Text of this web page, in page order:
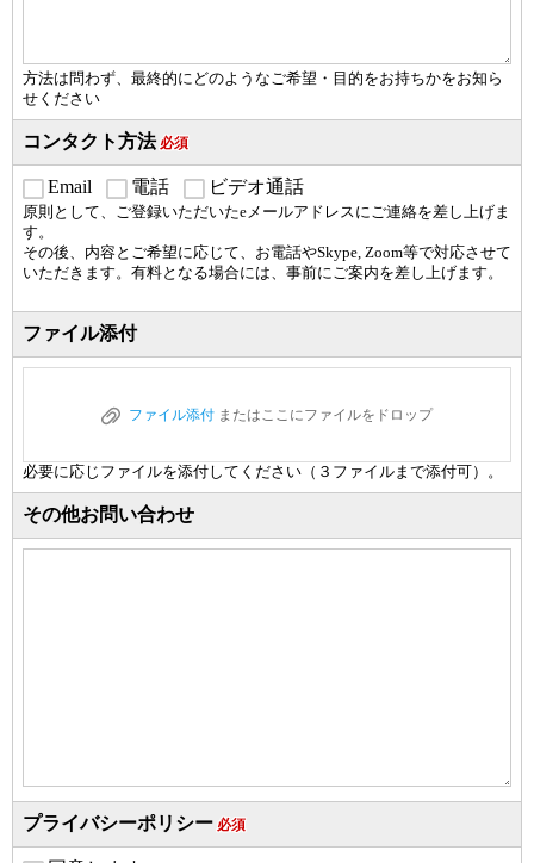
方法は問わず、最終的にどのようなご希望・目的をお持ちかをお知ら
せください
コンタクト方法 必須
Email 電話 ビデオ通話
原則として、ご登録いただいたeメールアドレスにご連絡を差し上げま
す。
その後、内容とご希望に応じて、お電話やSkype, Zoom等で対応させて
いただきます。有料となる場合には、事前にご案内を差し上げます。
ファイル添付
ファイル添付 またはここにファイルをドロップ
必要に応じファイルを添付してください（３ファイルまで添付可）。
その他お問い合わせ
プライバシーポリシー 必須